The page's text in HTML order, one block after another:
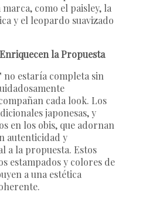
como el paisley, la
y el leopardo suavizado
la Propuesta
no estaría completa sin
cada look. Los
japonesas, y
en los obis, que adornan
autenticidad y
la propuesta. Estos
estampados y colores de
a una estética